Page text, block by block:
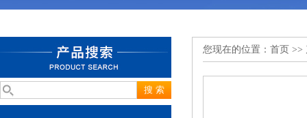
您现在的位置： 首页 >>